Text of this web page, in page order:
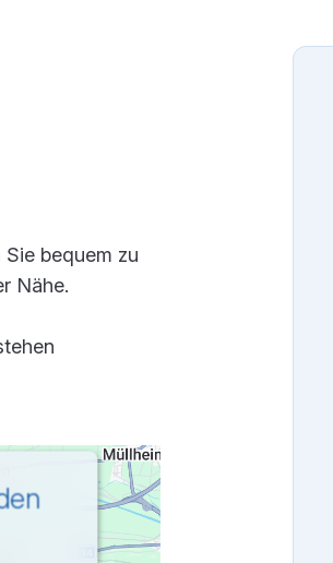
Sie bequem zu
Nähe.